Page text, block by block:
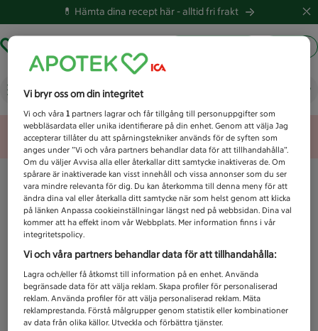
💊 Hämta dina recept här -alltid fri frakt
Vad letar du efter idag?
Unknown error
Vi bryr oss om din integritet
Vi och våra1 partners lagrar och får tillgång till personuppgifter som
webbläsardata eller unika identifierare på din enhet. Genom att välja Jag
accepterar tillåter du att spårningstekniker används för de syften som
anges under ”Vi och våra partners behandlar data för att tillhandahålla”.
Om du väljer Avvisa alla eller återkallar ditt samtycke inaktiveras de. Om
spårare är inaktiverade kan visst innehåll och vissa annonser som du ser
vara mindre relevanta för dig. Du kan återkomma till denna meny för att
ändra dina val eller återkalla ditt samtycke när som helst genom att klicka
på länken Anpassa cookieinställningar längst ned på webbsidan. Dina val
kommer att ha effekt inom vår Webbplats. Mer information finns i vår
integritetspolicy.
Vi och våra partners behandlar data för att tillhandahålla:
Lagra och/eller få åtkomst till information på en enhet. Använda
begränsade data för att välja reklam. Skapa profiler för personaliserad
reklam. Använda profiler för att välja personaliserad reklam. Mäta
reklamprestanda. Förstå målgrupper genom statistik eller kombinationer
av data från olika källor. Utveckla och förbättra tjänster.